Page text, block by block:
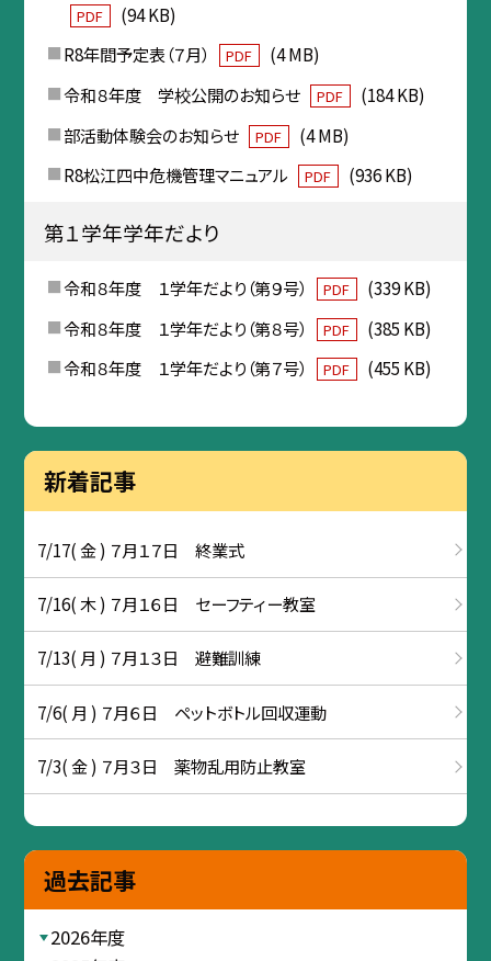
PDF
(94 KB)
R8年間予定表（７月）
PDF
(4 MB)
令和８年度 学校公開のお知らせ
PDF
(184 KB)
部活動体験会のお知らせ
PDF
(4 MB)
R8松江四中危機管理マニュアル
PDF (936 KB)
第１学年学年だより
令和８年度 １学年だより（第９号） PDF
(339 KB)
令和８年度 １学年だより（第８号）
PDF
(385 KB)
令和８年度 １学年だより（第７号）
PDF (455 KB)
新着記事
7/17( 金 ) ７月１７日 終業式
7/16( 木 ) ７月１６日 セーフティー教室
7/13( 月 ) ７月１３日 避難訓練
7/6( 月 ) ７月６日 ペットボトル回収運動
7/3( 金 ) ７月３日 薬物乱用防止教室
過去記事
2026年度